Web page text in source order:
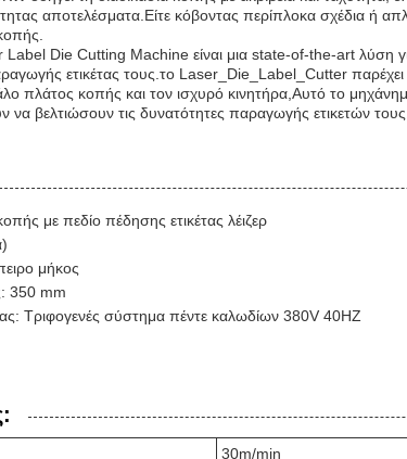
αποτελέσματα.Είτε κόβοντας περίπλοκα σχέδια ή
Die Cutting Machine είναι μια state-of-the-art λύση
ετικέτας τους.το Laser_Die_Label_Cutter
πλάτος κοπής και τον ισχυρό κινητήρα,Αυτό το
να βελτιώσουν τις δυνατότητες παραγωγής ετικετών τους..
με πεδίο πέδησης ετικέτας λέιζερ
μήκος
350 mm
Τριφογενές σύστημα πέντε καλωδίων 380V 40HZ
30m/min